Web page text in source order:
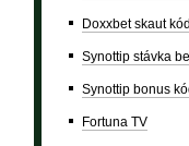
Doxxbet skaut
Synottip stávka
Synottip bonus
Fortuna TV